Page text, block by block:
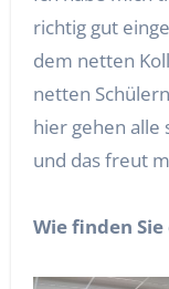
richtig gut
dem netten
netten
hier gehen
und das freut
Wie finden Sie